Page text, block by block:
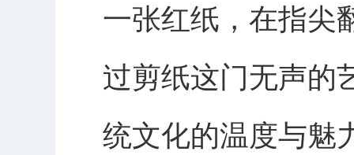
一张红纸，在指尖
过剪纸这门无声的
统文化的温度与魅